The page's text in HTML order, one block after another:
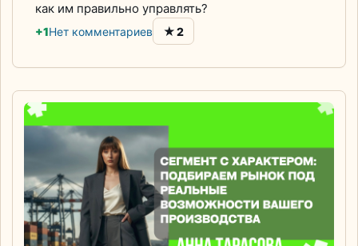
как им правильно управлять?
+1Нет комментариев ★2